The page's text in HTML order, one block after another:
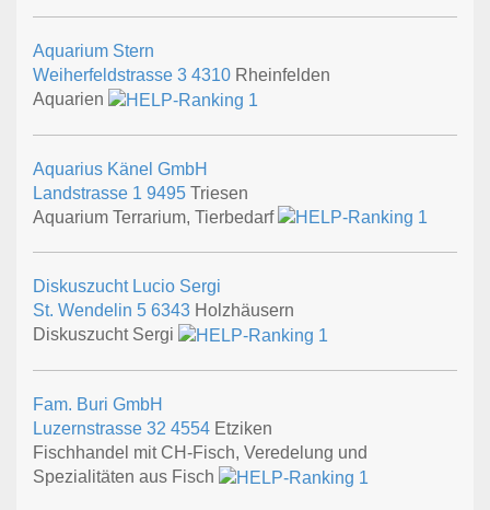
Aquarium Stern
Weiherfeldstrasse 3 4310 Rheinfelden
Aquarien
Aquarius Känel GmbH
Landstrasse 1 9495 Triesen
Aquarium Terrarium, Tierbedarf
Diskuszucht Lucio Sergi
St. Wendelin 5 6343 Holzhäusern
Diskuszucht Sergi
Fam. Buri GmbH
Luzernstrasse 32 4554 Etziken
Fischhandel mit CH-Fisch, Veredelung und
Spezialitäten aus Fisch